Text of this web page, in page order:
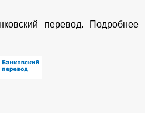
перевод. Подробнее